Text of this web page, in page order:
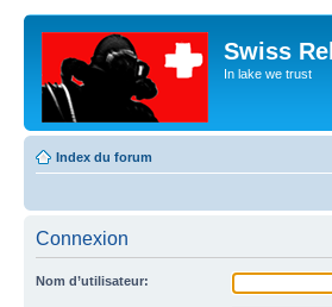
Swiss
In lake we trust
Index du forum
Connexion
Nom d’utilisateur: